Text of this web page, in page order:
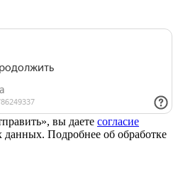
вы даете согласие
данных. Подробнее об обработке